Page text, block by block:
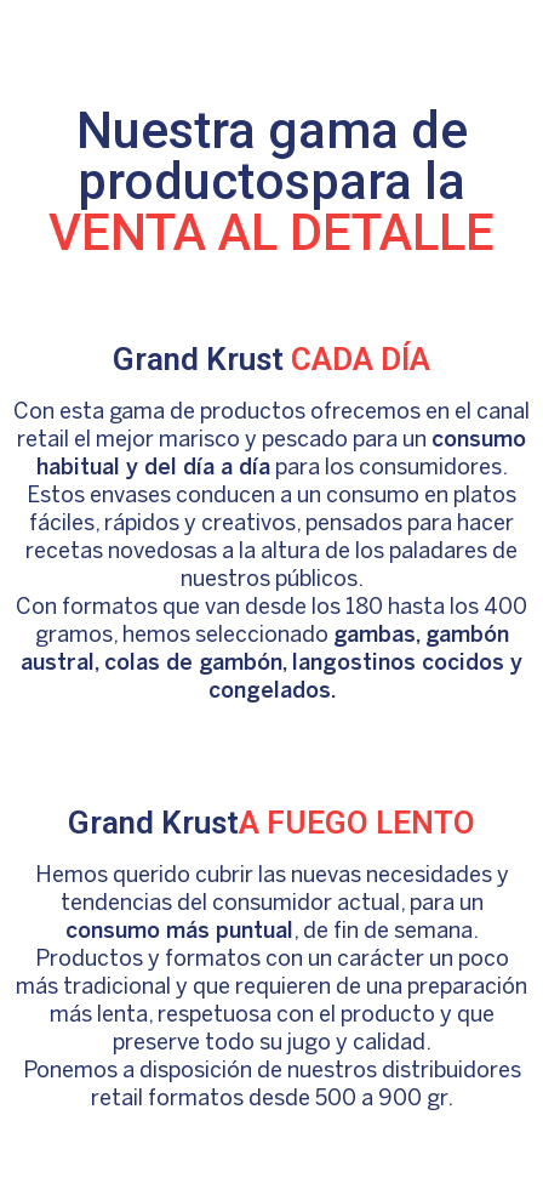
Nuestra gama de
productospara la
VENTA AL DETALLE
Grand Krust CADA DÍA
Con esta gama de productos ofrecemos en el canal
retail el mejor marisco y pescado para un consumo
habitual y del día a díapara los consumidores.
Estos envases conducen a un consumo en platos
fáciles, rápidos y creativos, pensados para hacer
recetas novedosas a la altura de los paladares de
nuestros públicos.
Con formatos que van desde los 180 hasta los 400
gramos, hemos seleccionado gambas, gambón
austral, colas de gambón, langostinos cocidos y
congelados.
Grand KrustA FUEGO LENTO
Hemos querido cubrir las nuevas necesidades y
tendencias del consumidor actual, para un
consumo más puntual , de fin de semana.
Productos y formatos con un carácter un poco
más tradicional y que requieren de una preparación
más lenta, respetuosa con el producto y que
preserve todo su jugo y calidad.
Ponemos a disposición de nuestros distribuidores
retail formatos desde 500 a 900 gr.